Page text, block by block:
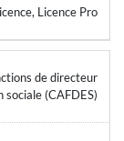
Licence Pro
de directeur
(CAFDES)